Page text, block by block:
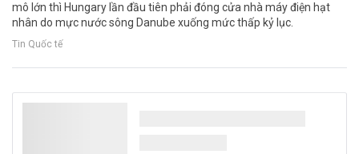
mô lớn thì Hungary lần đầu tiên phải đóng cửa nhà máy điện hạt
nhân do mực nước sông Danube xuống mức thấp kỷ lục.
Tin Quốc tế